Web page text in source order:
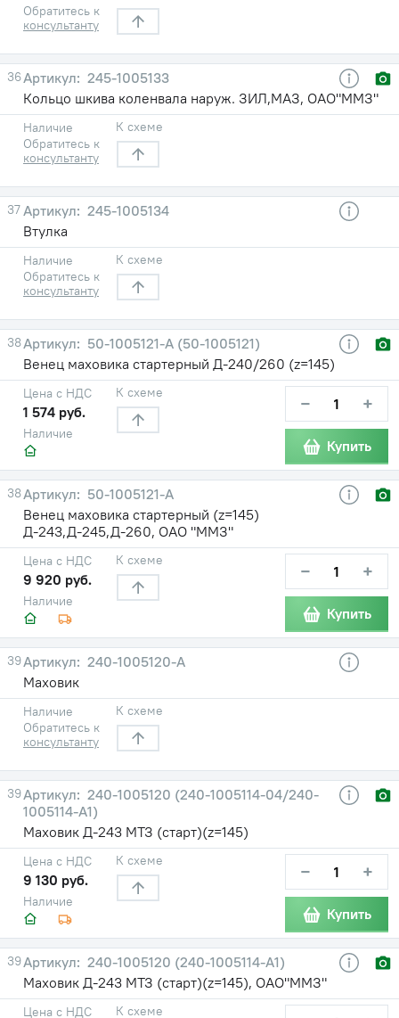
Обратитесь к
консультанту
36
245-1005133
Кольцо шкива коленвала наруж. ЗИЛ,МАЗ, ОАО"ММЗ"
Наличие
Обратитесь к
консультанту
К схеме
37
245-1005134
Втулка
Наличие
Обратитесь к
консультанту
К схеме
38
50-1005121-А (50-1005121)
Венец маховика стартерный Д-240/260 (z=145)
Наличие
Цена с НДС
1 574 руб.
К схеме − +
Купить
38
50-1005121-А
Венец маховика стартерный (z=145)
Д-243,Д-245,Д-260, ОАО "ММЗ"
Наличие
Цена с НДС
9 920 руб.
К схеме − +
Купить
39
240-1005120-А
Маховик
Наличие
Обратитесь к
консультанту
К схеме
39
240-1005120 (240-1005114-04/240-
1005114-А1)
Маховик Д-243 МТЗ (старт)(z=145)
Наличие
Цена с НДС
9 130 руб.
К схеме − +
Купить
39
240-1005120 (240-1005114-А1)
Маховик Д-243 МТЗ (старт)(z=145), ОАО"ММЗ"
Цена с НДС К схеме